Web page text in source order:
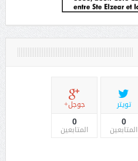
تويتر
0
المتابعين
جوجل+
0
المتابعين